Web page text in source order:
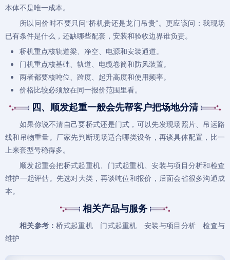
本体不是唯一成本。
所以问价时不要只问“桥机贵还是龙门吊贵”。更应该问：我现场
已有条件是什么，还缺哪些配套，安装和验收边界谁负责。
桥机重点核轨道梁、净空、电源和安装通道。
门机重点核基础、轨道、电缆卷筒和防风装置。
两者都要核吨位、跨度、起升高度和使用频率。
价格比较必须放在同一报价范围里看。
四、顺发起重一般会先帮客户把场地分清
如果你说不清自己要桥式还是门式，可以先发现场照片、吊运路
线和吊物重量。厂家先判断现场适合哪类设备，再谈具体配置，比一
上来套型号稳得多。
顺发起重会把桥式起重机、门式起重机、安装与项目分析和检查
维护一起评估。先选对大类，再谈吨位和报价，后面会省很多沟通成
本。
相关产品与服务
相关参考：桥式起重机 门式起重机 安装与项目分析
检查与
维护